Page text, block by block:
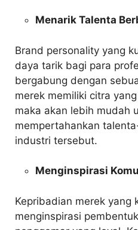
Menarik Talenta
Brand personality yang
daya tarik bagi para
bergabung dengan
merek memiliki citra
maka akan lebih mudah
mempertahankan
industri tersebut.
Menginspirasi
Kepribadian merek yang
menginspirasi